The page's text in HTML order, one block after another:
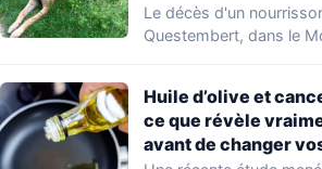
Le décès d'un
Questembert, dans le
Huile d’olive et
ce que révèle
avant de changer